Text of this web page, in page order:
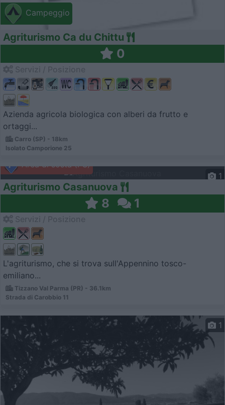
Campeggio
Agriturismo Ca du Chittu
0
Azienda agricola biologica con alberi da frutto e
ortaggi...
Carro (SP) - 18km
Isolato Camporione 25
Area di sosta (PS)
1
Agriturismo Casanuova
8 1
L'agriturismo, che si trova sull'Appennino tosco-
emiliano...
Tizzano Val Parma (PR) - 36.1km
Strada di Carobbio 11
1